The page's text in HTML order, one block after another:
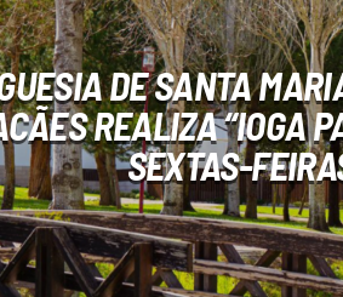
DE SANTA
REALIZA “IOGA
SEXTAS-